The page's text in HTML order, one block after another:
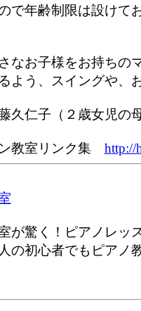
で年齢制限は設けて
なお子様をお持ちの
よう、スイングや、
久仁子（２歳女児の
教室リンク集 http://
が驚く！ピアノレ
の初心者でもピアノ